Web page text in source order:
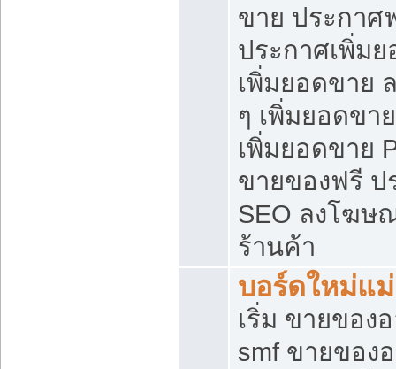
ขาย ประกาศ
ประกาศเพิ่ม
เพิ่มยอดขาย
ๆ เพิ่มยอดขา
เพิ่มยอดขาย
ขายของฟรี ป
SEO ลงโฆษ
ร้านค้า
บอร์ดใหม่แ
เริ่ม ขายของ
smf ขายของ